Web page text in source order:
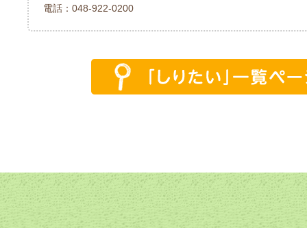
電話：048-922-0200